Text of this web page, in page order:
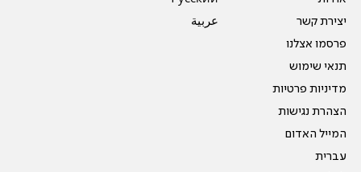
יצירת קשר
פרסמו אצלנו
תנאי שימוש
מדיניות פרטיות
הצהרת נגישות
המייל האדום
עברית
عربية